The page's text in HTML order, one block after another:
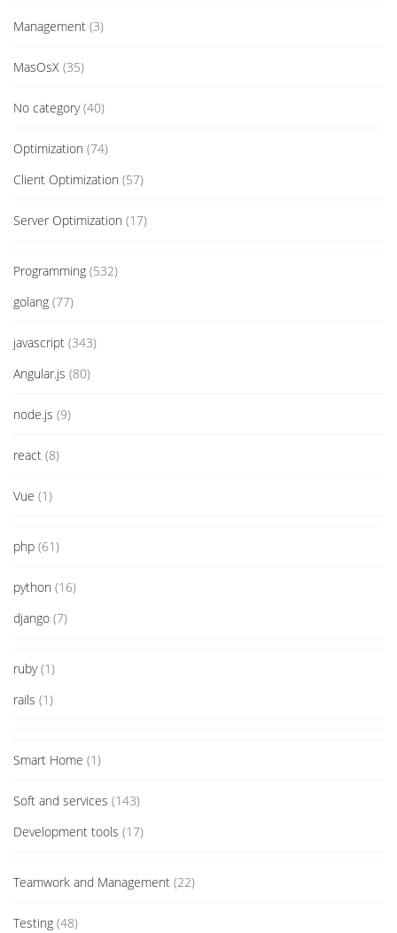
Management (3)
MasOsX (35)
No category(40)
Optimization (74)
Client Optimization (57)
Server Optimization (17)
Programming (532)
golang (77)
javascript (343)
Angular.js (80)
node.js (9)
react (8)
Vue (1)
php (61)
python (16)
django (7)
ruby(1)
rails (1)
Smart Home (1)
Soft and services (143)
Development tools (17)
Teamwork and Management (22)
Testing (48)